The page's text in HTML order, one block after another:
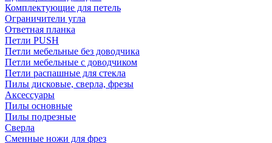
Комплектующие для петель
Ограничители угла
Ответная планка
Петли PUSH
Петли мебельные без доводчика
Петли мебельные с доводчиком
Петли распашные для стекла
Пилы дисковые, сверла, фрезы
Аксессуары
Пилы основные
Пилы подрезные
Сверла
Сменные ножи для фрез